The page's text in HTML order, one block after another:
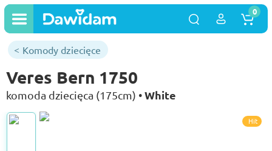
0
Komody dziecięce
Veres Bern 1750
komoda dziecięca (175cm) •White
Hit